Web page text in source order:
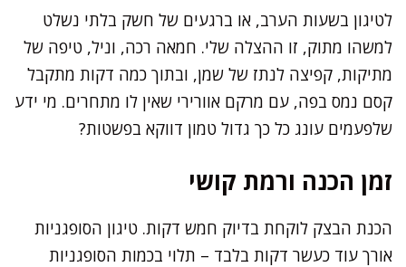
לטיגון בשעות הערב, או ברגעים של חשק בלתי נשלט
למשהו מתוק, זו ההצלה שלי. חמאה רכה, וניל, טיפה של
מתיקות, קפיצה לנתז של שמן, ובתוך כמה דקות מתקבל
קסם נמס בפה, עם מרקם אוורירי שאין לו מתחרים. מי ידע
שלפעמים עונג כל כך גדול טמון דווקא בפשטות?
זמן הכנה ורמת קושי
הכנת הבצק לוקחת בדיוק חמש דקות. טיגון הסופגניות
אורך עוד כעשר דקות בלבד – תלוי בכמות הסופגניות